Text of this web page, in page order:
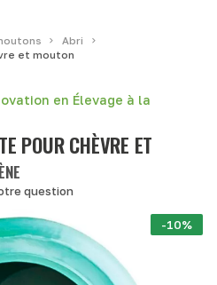
Abri
et mouton
en Élevage à la
POUR CHÈVRE ET
question
-10%